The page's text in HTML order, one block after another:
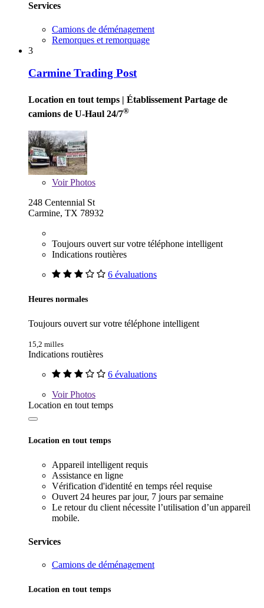
Services
Camions de déménagement
Remorques et remorquage
3
Carmine Trading Post
Location en tout temps | Établissement Partage de
camions de U-Haul 24/7®
VoirPhotos
248 Centennial St
Carmine, TX 78932
Toujours ouvert sur votre téléphone intelligent
Indications routières
6 évaluations
Heures normales
Toujours ouvert sur votre téléphone intelligent
15,2 milles
Indications routières
6 évaluations
VoirPhotos
Location en tout temps
Location en tout temps
Appareil intelligent requis
Assistance en ligne
Vérification d'identité en temps réel requise
Ouvert 24 heures par jour, 7 jours par semaine
Le retour du client nécessite l’utilisation d’un appareil
mobile.
Services
Camions de déménagement
Location en tout temps